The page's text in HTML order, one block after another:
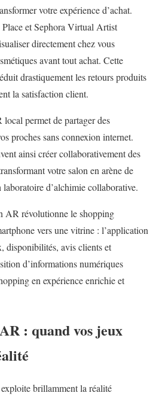
votre expérience d’achat.
et Sephora Virtual Artist
directement chez vous
avant tout achat. Cette
drastiquement les retours produits
la satisfaction client.
permet de partager des
proches sans connexion internet.
ainsi créer collaborativement des
votre salon en arène de
d’alchimie collaborative.
AR révolutionne le shopping
vers une vitrine : l’application
disponibilités, avis clients et
d’informations numériques
en expérience enrichie et
: quand vos jeux
brillamment la réalité